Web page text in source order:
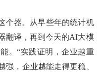
器。从早些年的统计机
翻译，再到今天的AI大模
。“实践证明，企业越重
强，企业越能走得更稳、